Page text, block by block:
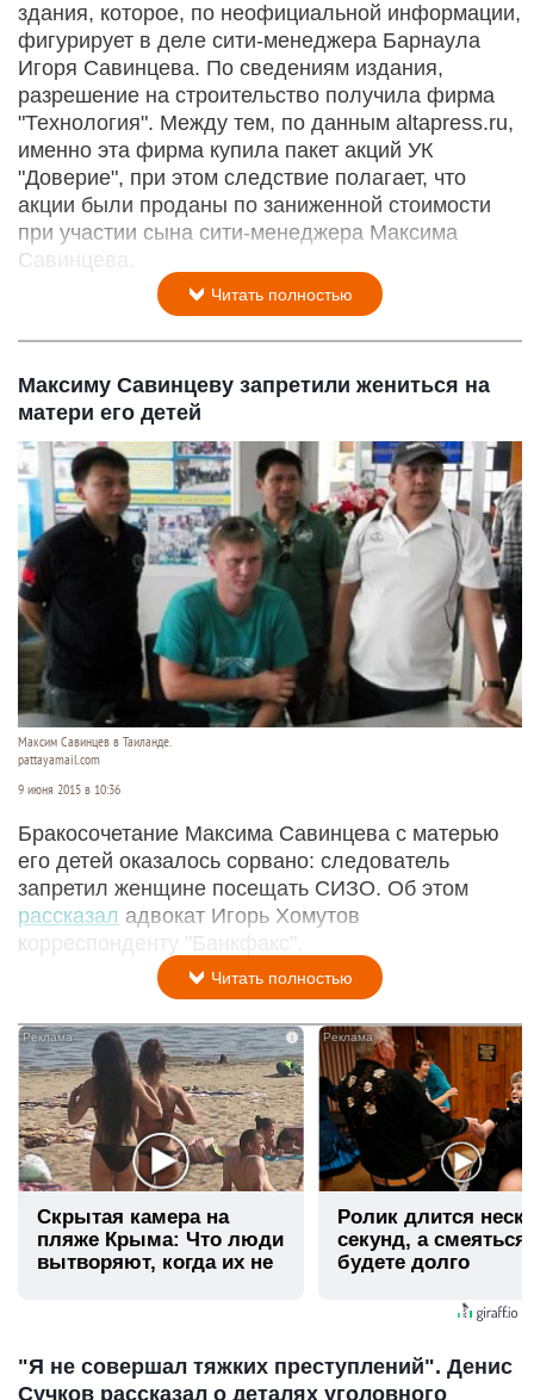
здания, которое, по неофициальной информации,
фигурирует в деле сити-менеджера Барнаула
Игоря Савинцева. По сведениям издания,
разрешение на строительство получила фирма
"Технология". Между тем, по данным altapress.ru,
именно эта фирма купила пакет акций УК
"Доверие", при этом следствие полагает, что
акции были проданы по заниженной стоимости
при участии сына сити-менеджера Максима
Савинцева.
Читать полностью
Максиму Савинцеву запретили жениться на
матери его детей
Максим Савинцев в Таиланде.
pattayamail.com
9 июня 2015 в 10:36
Бракосочетание Максима Савинцева с матерью
его детей оказалось сорвано: следователь
запретил женщине посещать СИЗО. Об этом
рассказал адвокат Игорь Хомутов
корреспонденту "Банкфакс".
Читать полностью
i
Скрытая камера на
пляже Крыма: Что люди
вытворяют, когда их не
Ролик длится
секунд, а
будете долго
"Я не совершал тяжких преступлений". Денис
Сучков рассказал о деталях уголовного